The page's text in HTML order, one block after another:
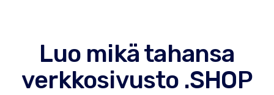
Luo mikä tahansa
verkkosivusto .SHOP